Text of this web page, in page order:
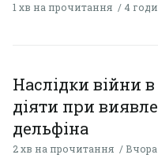
1 хв на прочитання 4
Наслідки війни
діяти при
дельфіна
2 хв на прочитання Вчора